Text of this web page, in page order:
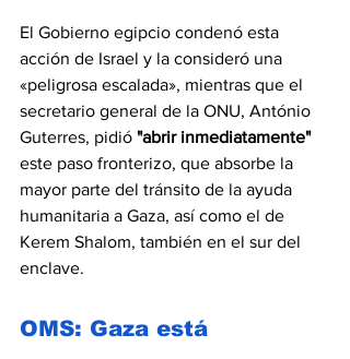
El Gobierno egipcio condenó esta
acción de Israel y la consideró una
«peligrosa escalada», mientras que el
secretario general de la ONU, António
Guterres, pidió "abrir inmediatamente"
este paso fronterizo, que absorbe la
mayor parte del tránsito de la ayuda
humanitaria a Gaza, así como el de
Kerem Shalom, también en el sur del
enclave.
OMS: Gaza está